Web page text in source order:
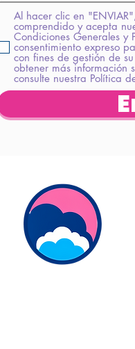
Al hacer clic en
comprendido y acepta
Condiciones Generales y
consentimiento expreso
con fines de gestión de
obtener más información
consulte nuestra Política